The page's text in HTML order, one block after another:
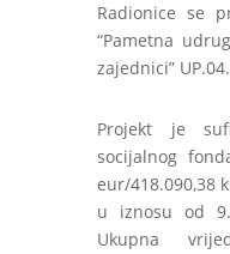
Radionice se
“Pametna
zajednici”
Projekt je
socijalnog
eur/418.090,38
u iznosu od
Ukupna